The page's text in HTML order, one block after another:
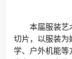
本届服装艺
切片，以服装
学、户外机能